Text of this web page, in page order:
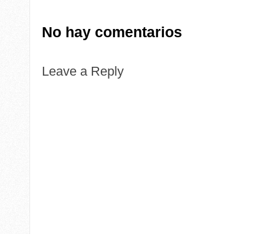
No hay comentarios
Leave a Reply